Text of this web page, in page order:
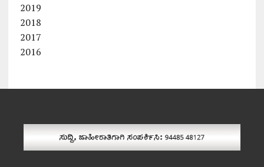
2019
2018
2017
2016